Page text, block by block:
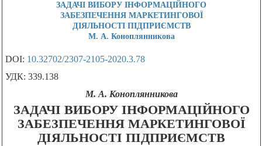
ЗАДАЧІ ВИБОРУ ІНФОРМАЦІЙНОГО
ЗАБЕЗПЕЧЕННЯ МАРКЕТИНГОВОЇ
ДІЯЛЬНОСТІ ПІДПРИЄМСТВ
М. А. Коноплянникова
DOI: 10.32702/2307-2105-2020.3.78
УДК: 339.138
М. А. Коноплянникова
ЗАДАЧІ ВИБОРУ ІНФОРМАЦІЙНОГО
ЗАБЕЗПЕЧЕННЯ МАРКЕТИНГОВОЇ
ДІЯЛЬНОСТІ ПІДПРИЄМСТВ